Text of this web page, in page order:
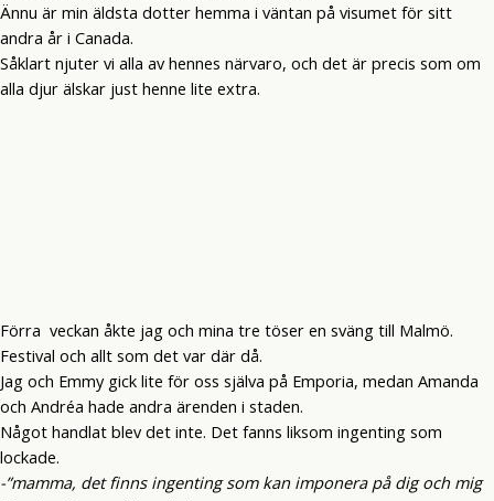
Ännu är min äldsta dotter hemma i väntan på visumet för sitt
andra år i Canada.
Såklart njuter vi alla av hennes närvaro, och det är precis som om
alla djur älskar just henne lite extra.
Förra veckan åkte jag och mina tre töser en sväng till Malmö.
Festival och allt som det var där då.
Jag och Emmy gick lite för oss själva på Emporia, medan Amanda
och Andréa hade andra ärenden i staden.
Något handlat blev det inte. Det fanns liksom ingenting som
lockade.
-”mamma, det finns ingenting som kan imponera på dig och mig